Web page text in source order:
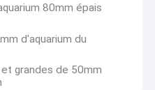
80mm épais
d'aquarium du
grandes de 50mm